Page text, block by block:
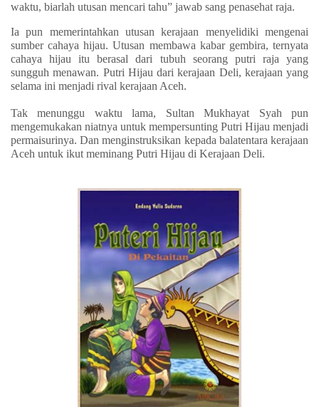
waktu, biarlah utusan mencari tahu” jawab sang penasehat raja.
Ia pun memerintahkan utusan kerajaan menyelidiki mengenai
sumber cahaya hijau. Utusan membawa kabar gembira, ternyata
cahaya hijau itu berasal dari tubuh seorang putri raja yang
sungguh menawan. Putri Hijau dari kerajaan Deli, kerajaan yang
selama ini menjadi rival kerajaan Aceh.
Tak menunggu waktu lama, Sultan Mukhayat Syah pun
mengemukakan niatnya untuk mempersunting Putri Hijau menjadi
permaisurinya. Dan menginstruksikan kepada balatentara kerajaan
Aceh untuk ikut meminang Putri Hijau di Kerajaan Deli.